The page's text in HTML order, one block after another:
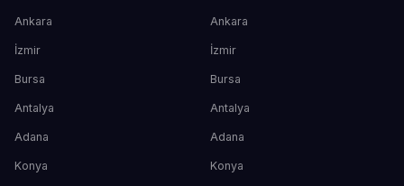
Ankara
İzmir
Bursa
Antalya
Adana
Konya
Ankara
İzmir
Bursa
Antalya
Adana
Konya